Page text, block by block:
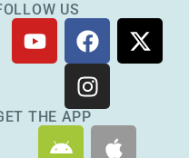
US
Y
o
u
u
F
a
c
e
b
X
-
t
I
n
s
t
a
THE APP
A A